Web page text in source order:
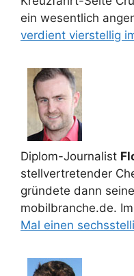
ein wesentlich
verdient vierstellig
Diplom-Journalist
stellvertretender
gründete dann
mobilbranche.de.
Mal einen